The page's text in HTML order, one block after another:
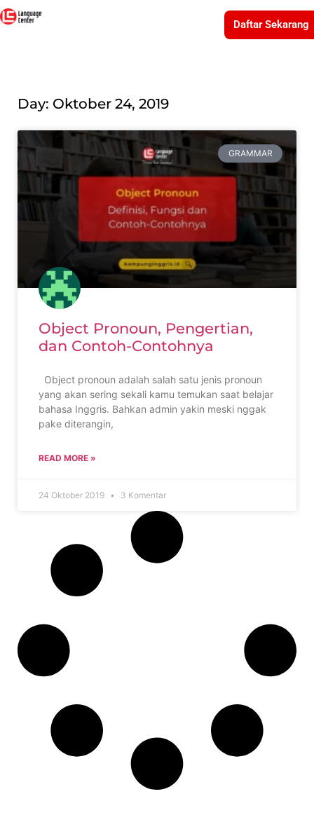
Daftar Sekarang
Day: Oktober 24, 2019
GRAMMAR
Object Pronoun, Pengertian,
dan Contoh-Contohnya
Object pronoun adalah salah satu jenis pronoun
yang akan sering sekali kamu temukan saat belajar
bahasa Inggris. Bahkan admin yakin meski nggak
pake diterangin,
READ MORE »
24 Oktober 2019 3 Komentar